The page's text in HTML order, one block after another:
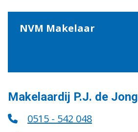
NVM Makelaar
Makelaardij P.J. de Jong
0515 - 542 048